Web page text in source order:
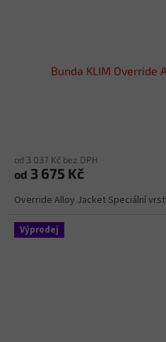
Bunda KLIM Override
od 3 037 Kč bez DPH
od 3 675 Kč
Override Alloy Jacket Speciální
Výprodej